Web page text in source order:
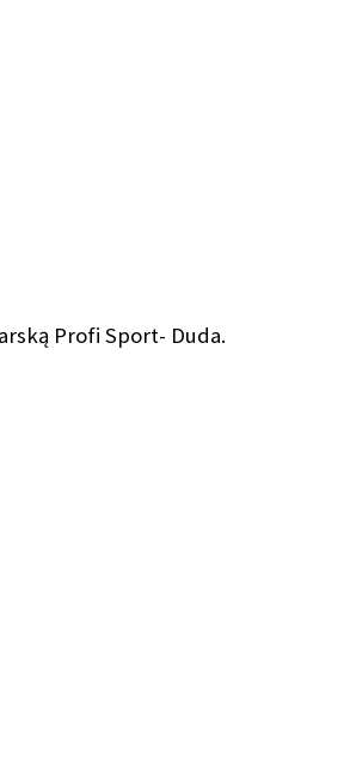
Profi Sport- Duda.